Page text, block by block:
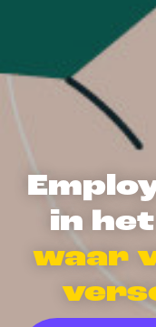
in
waar